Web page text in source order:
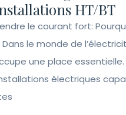
HT/BT
le courant fort:
le monde de
une place essentielle.
électriques